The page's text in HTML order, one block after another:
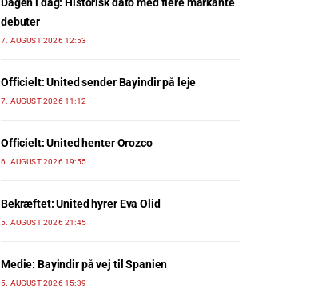
Dagen i dag: Historisk dato med flere markante
debuter
7. AUGUST 2026 12:53
Officielt: United sender Bayindir på leje
7. AUGUST 2026 11:12
Officielt: United henter Orozco
6. AUGUST 2026 19:55
Bekræftet: United hyrer Eva Olid
5. AUGUST 2026 21:45
Medie: Bayindir på vej til Spanien
5. AUGUST 2026 15:39